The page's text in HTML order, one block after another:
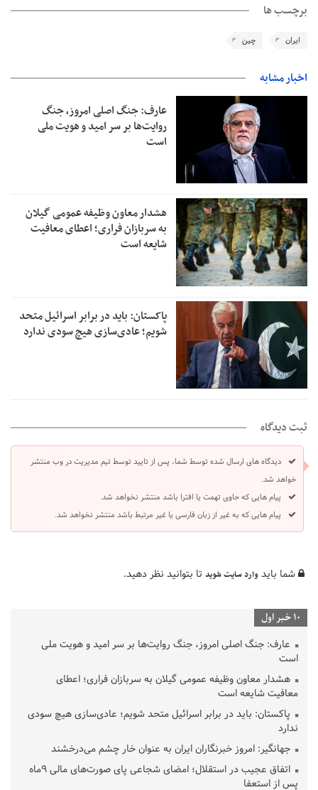
برچسب ها
ایران چین
اخبار مشابه
عارف: جنگ اصلی امروز، جنگ
روایت‌ها بر سر امید و هویت ملی
است
هشدار معاون وظیفه عمومی گیلان
به سربازان فراری؛ اعطای معافیت
شایعه است
پاکستان: باید در برابر اسرائیل متحد
شویم؛ عادی‌سازی هیچ سودی ندارد
ثبت دیدگاه
دیدگاه های ارسال شده توسط شما، پس از تایید توسط تیم مدیریت در وب منتشر
خواهد شد.
پیام هایی که حاوی تهمت یا افترا باشد منتشر نخواهد شد.
پیام هایی که به غیر از زبان فارسی یا غیر مرتبط باشد منتشر نخواهد شد.
شما باید وارد سایت شوید تا بتوانید نظر دهید.
10 خبر اول
عارف: جنگ اصلی امروز، جنگ روایت‌ها بر سر امید و هویت ملی
است
هشدار معاون وظیفه عمومی گیلان به سربازان فراری؛ اعطای
معافیت شایعه است
پاکستان: باید در برابر اسرائیل متحد شویم؛ عادی‌سازی هیچ سودی
ندارد
جهانگیر: امروز خبرنگاران ایران به عنوان خار چشم می‌درخشند
اتفاق عجیب در استقلال؛ امضای شجاعی پای صورت‌های مالی ٩ماه
پس از استعفا